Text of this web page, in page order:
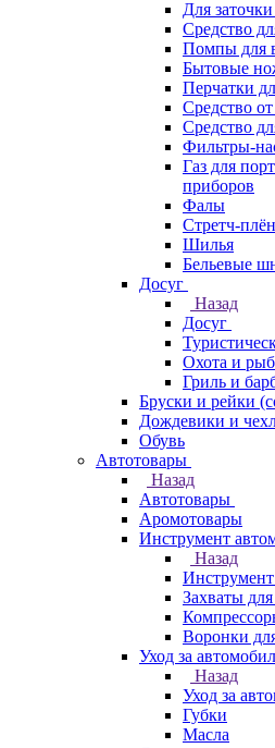
Для
Средство
Помпы для
Бытовые
Перчатки
Средство от
Средство
Фильтры-
Газ для
приборов
Фалы
Стретч-
Шилья
Бельевые
Досуг
Назад
Досуг
Охота и
Гриль и
Бруски и рейки
Дождевики и
Обувь
Автотовары
Назад
Автотовары
Аромотовары
Инструмент
Назад
Захваты
Воронки
Уход за
Назад
Уход за
Губки
Масла